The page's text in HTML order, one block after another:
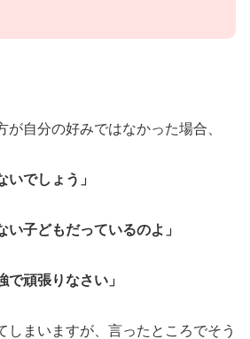
が自分の好みではなかった場合、
いでしょう」
い子どもだっているのよ」
で頑張りなさい」
しまいますが、言ったところでそう